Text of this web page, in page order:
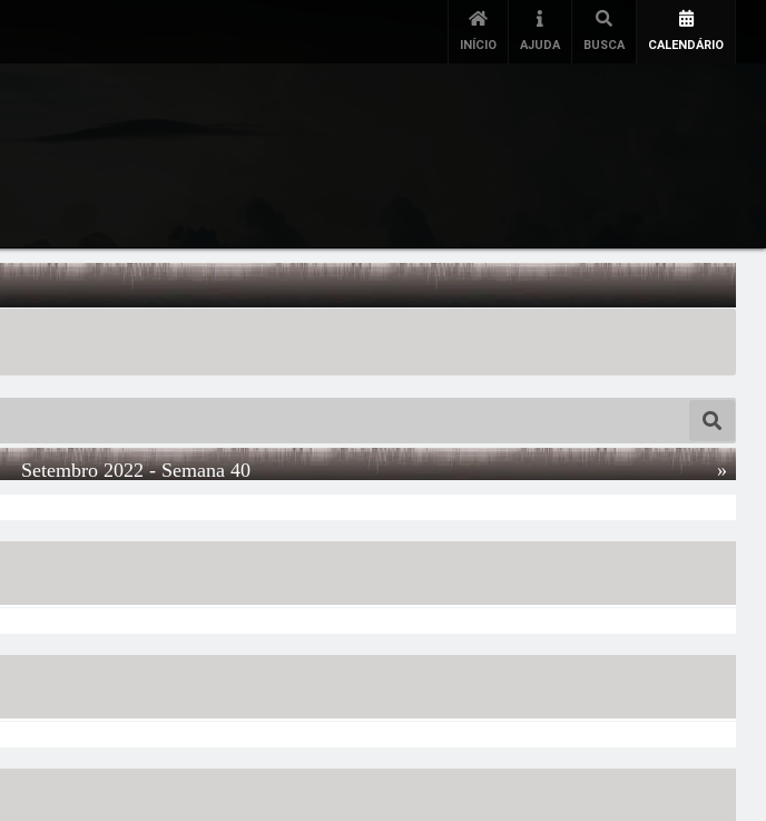
INÍCIO AJUDA BUSCA CALENDÁRIO
»
Setembro 2022- Semana 40